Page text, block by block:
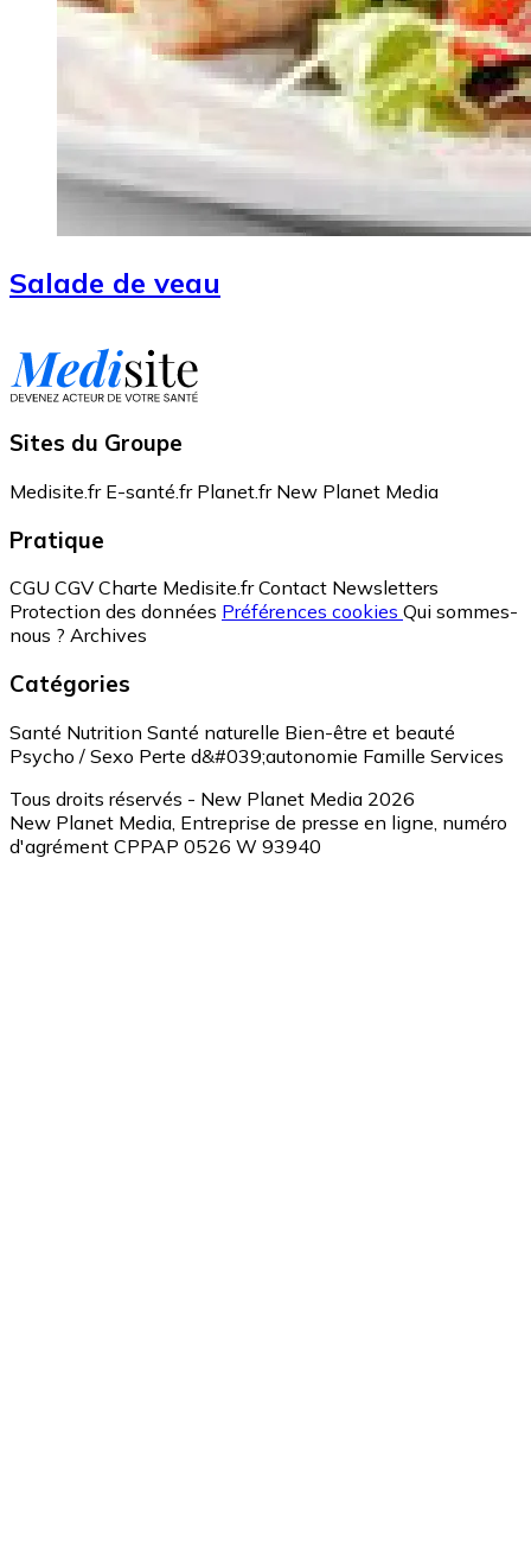
Salade de veau
Sites du Groupe
Medisite.fr E-santé.fr Planet.fr New Planet Media
Pratique
CGU CGV Charte Medisite.fr Contact Newsletters
Protection des données Préférences cookies Qui sommes-
nous ? Archives
Catégories
Santé Nutrition Santé naturelle Bien-être et beauté
Psycho / Sexo Perte d&#039;autonomie Famille Services
Tous droits réservés - New Planet Media 2026
New Planet Media, Entreprise de presse en ligne, numéro
d'agrément CPPAP 0526 W 93940